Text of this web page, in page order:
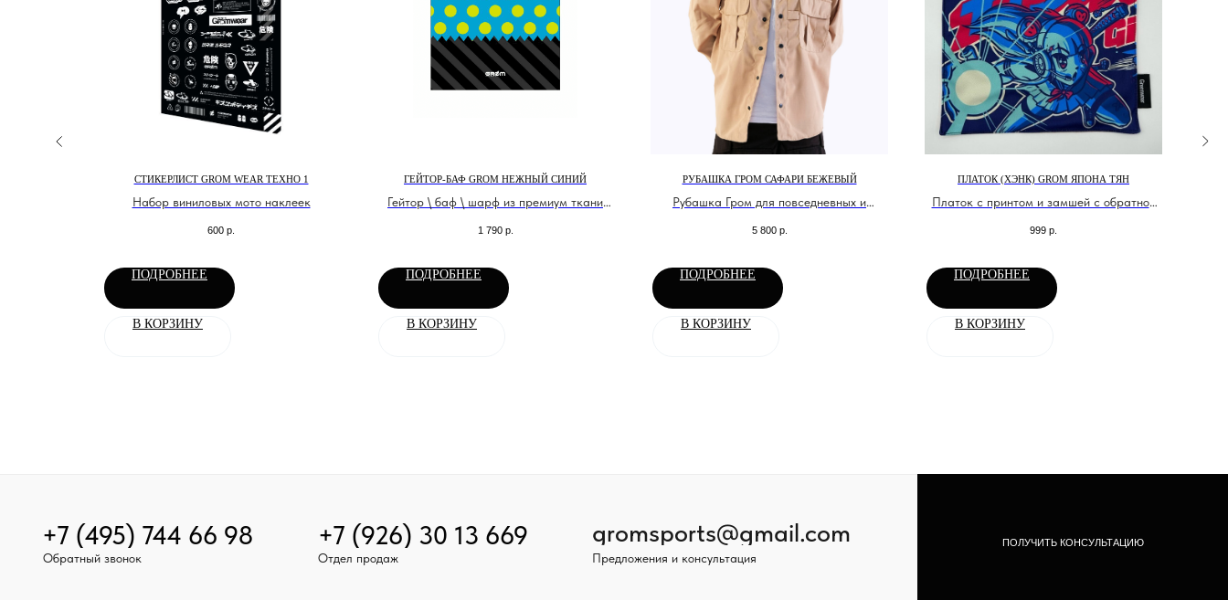
СТИКЕРЛИСТ GROM WEAR ТЕХНО 1
Набор виниловых мото наклеек
600 р.
ПОДРОБНЕЕ
В КОРЗИНУ
ГЕЙТОР-БАФ GROM НЕЖНЫЙ СИНИЙ
Гейтор \ баф \ шарф из премиум ткани
1 790 р.
ПОДРОБНЕЕ
В КОРЗИНУ
РУБАШКА ГРОМ САФАРИ БЕЖЕВЫЙ
Рубашка Гром для повседневных и
охоты. Ткань рип стоп
5 800 р.
ПОДРОБНЕЕ
В КОРЗИНУ
ПЛАТОК (ХЭНК) GROM ЯПОНА ТЯН
Платок с принтом и замшей с обратной
999 р.
ПОДРОБНЕЕ
В КОРЗИНУ
+7 (495) 744 66 98 gromsports@gmail.com
Предложения и консультация
ПОЛУЧИТЬ КОНСУЛЬТАЦИЮ
+7 (926) 30 13 669
Отдел продаж
Обратный звонок